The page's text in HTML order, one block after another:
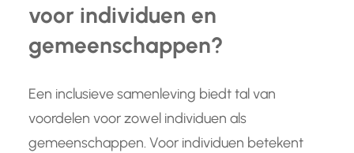
voor individuen en
gemeenschappen?
Een inclusieve samenleving biedt tal van
voordelen voor zowel individuen als
gemeenschappen. Voor individuen betekent